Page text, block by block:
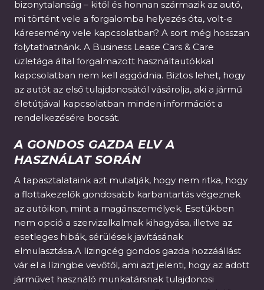
bizonytalanság – kitől és honnan származik az autó,
mi történt vele a forgalomba helyezés óta, volt-e
káresemény vele kapcsolatban? A sort még hosszan
folytathatnánk. A Business Lease Cars & Care
üzletága által forgalmazott használtautókkal
kapcsolatban nem kell aggódnia. Biztos lehet, hogy
az autót az első tulajdonosától vásárolja, aki a jármű
életútjával kapcsolatban minden információt a
rendelkezésére bocsát.
A GONDOS GAZDA ELV A
HASZNÁLAT SORÁN
A tapasztalataink azt mutatják, hogy nem ritka, hogy
a flottakezelők gondosabb karbantartás végeznek
az autóikon, mint a magánszemélyek. Esetükben
nem opció a szervizalkalmak kihagyása, illetve az
esetleges hibák, sérülések javításának
elmulasztása.A lízingcég gondos gazda hozzáállást
vár el a lízingbe vevőtől, ami azt jelenti, hogy az adott
járművet használó munkatársnak tulajdonosi